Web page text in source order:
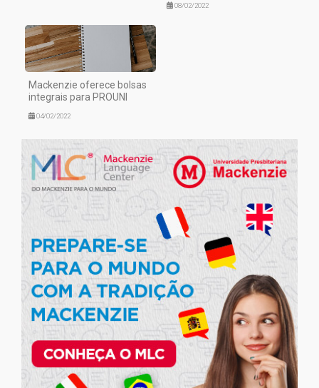
08/02/2022
Mackenzie oferece bolsas
integrais para PROUNI
04/02/2022